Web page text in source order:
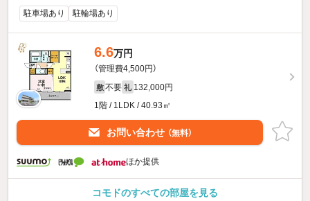
駐車場あり
駐輪場あり
6.6万円
（管理費4,500円）
敷 不要 礼 132,000円
1階 / 1LDK / 40.93㎡
お問い合わせ （無料）
ほか提供
コモドのすべての部屋を見る